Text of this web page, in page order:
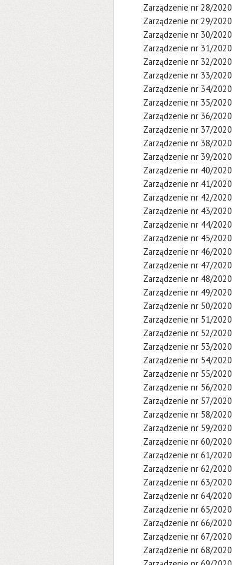
Zarządzenie nr 28/2020
Zarządzenie nr 29/2020
Zarządzenie nr 30/2020
Zarządzenie nr 31/2020
Zarządzenie nr 32/2020
Zarządzenie nr 33/2020
Zarządzenie nr 34/2020
Zarządzenie nr 35/2020
Zarządzenie nr 36/2020
Zarządzenie nr 37/2020
Zarządzenie nr 38/2020
Zarządzenie nr 39/2020
Zarządzenie nr 40/2020
Zarządzenie nr 41/2020
Zarządzenie nr 42/2020
Zarządzenie nr 43/2020
Zarządzenie nr 44/2020
Zarządzenie nr 45/2020
Zarządzenie nr 46/2020
Zarządzenie nr 47/2020
Zarządzenie nr 48/2020
Zarządzenie nr 49/2020
Zarządzenie nr 50/2020
Zarządzenie nr 51/2020
Zarządzenie nr 52/2020
Zarządzenie nr 53/2020
Zarządzenie nr 54/2020
Zarządzenie nr 55/2020
Zarządzenie nr 56/2020
Zarządzenie nr 57/2020
Zarządzenie nr 58/2020
Zarządzenie nr 59/2020
Zarządzenie nr 60/2020
Zarządzenie nr 61/2020
Zarządzenie nr 62/2020
Zarządzenie nr 63/2020
Zarządzenie nr 64/2020
Zarządzenie nr 65/2020
Zarządzenie nr 66/2020
Zarządzenie nr 67/2020
Zarządzenie nr 68/2020